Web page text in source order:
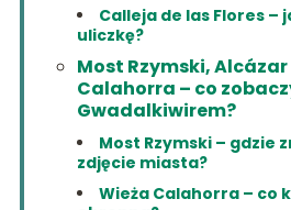
Calleja de las Flores –
uliczkę?
Most Rzymski, Alcázar
Calahorra – co
Gwadalkiwirem?
Most Rzymski – gdzie
zdjęcie miasta?
Wieża Calahorra – co